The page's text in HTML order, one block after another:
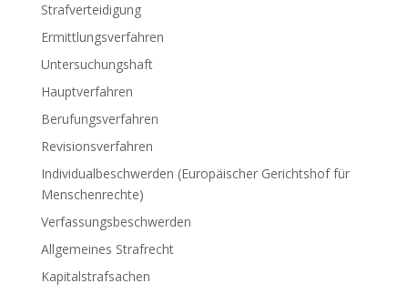
Strafverteidigung
Ermittlungsverfahren
Untersuchungshaft
Hauptverfahren
Berufungsverfahren
Revisionsverfahren
Individualbeschwerden (Europäischer Gerichtshof für
Menschenrechte)
Verfassungsbeschwerden
Allgemeines Strafrecht
Kapitalstrafsachen